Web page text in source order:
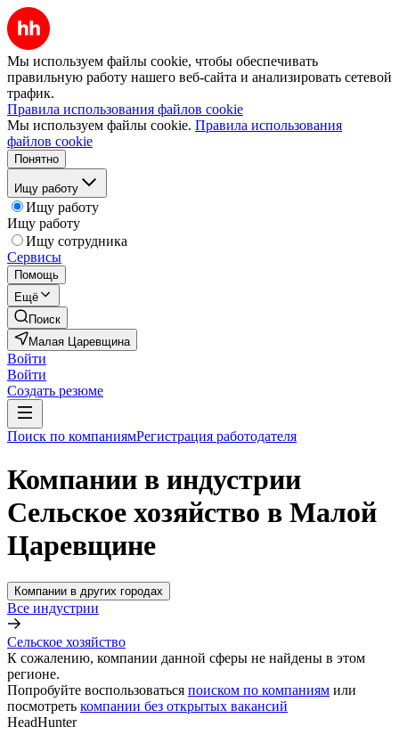
Мы используем файлы cookie, чтобы обеспечивать
правильную работу нашего веб-сайта и анализировать сетевой
трафик.
Правила использования файлов cookie
Мы используем файлы cookie. Правила использования
файлов cookie
Понятно
Ищу работу
Ищу работу
Ищу работу
Ищу сотрудника
Сервисы
Помощь
Ещё
Поиск
Малая Царевщина
Войти
Войти
Создать резюме
Поиск по компаниямРегистрация работодателя
Компании в индустрии
Сельское хозяйство в Малой
Царевщине
Компании в других городах
Все индустрии
Сельское хозяйство
К сожалению, компании данной сферы не найдены в этом
регионе.
Попробуйте воспользоваться поиском по компаниям или
посмотреть компании без открытых вакансий
HeadHunter